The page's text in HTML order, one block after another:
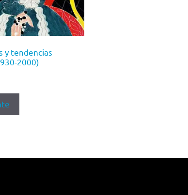
y tendencias
2000)